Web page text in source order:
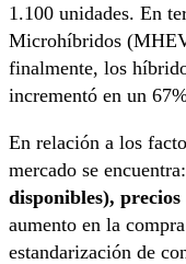
1.100 unidades. En
Microhíbridos
finalmente, los
incrementó en un
En relación a los
mercado se encuentra:
disponibles), precios
aumento en la
estandarización de